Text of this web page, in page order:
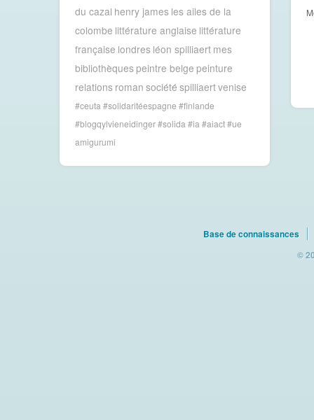
du cazal henry james les ailes de la
colombe littérature anglaise littérature
française londres léon spilliaert mes
bibliothèquespeintre belge peinture
relations roman société spilliaertvenise
#ceuta #solidaritéespagne #finlande
#blogqylvieneidinger #solida #ia #aiact #ue
amigurumi
Base de connaissances
©